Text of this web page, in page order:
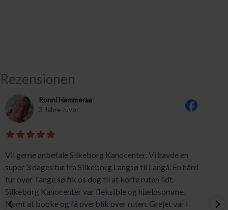
Rezensionen
Ronni Hammeraa
3 Jahre zuvor
Vil gerne anbefale Silkeborg Kanocenter. Vi havde en
super 3 dages tur fra Silkeborg Langsø til Langå. En hård
tur over Tange sø fik os dog til at korte ruten lidt.
Silkeborg Kanocenter var fleksible og hjælpsomme.
Nemt at booke og få overblik over ruten. Grejet var i